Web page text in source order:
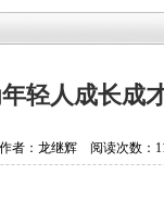
轻人成长成
者：龙继辉 阅读次数：